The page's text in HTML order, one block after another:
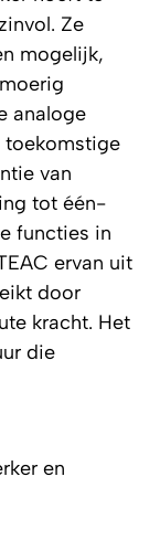
Ze
mogelijk,
analoge
toekomstige
van
tot één-
functies in
ervan uit
door
kracht. Het
die
en